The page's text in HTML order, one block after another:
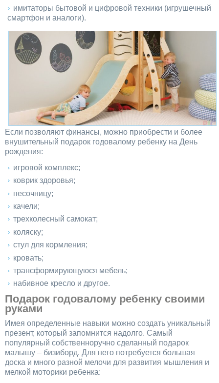
имитаторы бытовой и цифровой техники (игрушечный
смартфон и аналоги).
Если позволяют финансы, можно приобрести и более
внушительный подарок годовалому ребенку на День
рождения:
игровой комплекс;
коврик здоровья;
песочницу;
качели;
трехколесный самокат;
коляску;
стул для кормления;
кровать;
трансформирующуюся мебель;
набивное кресло и другое.
Подарок годовалому ребенку своими
руками
Имея определенные навыки можно создать уникальный
презент, который запомнится надолго. Самый
популярный собственноручно сделанный подарок
малышу – бизиборд. Для него потребуется большая
доска и много разной мелочи для развития мышления и
мелкой моторики ребенка: